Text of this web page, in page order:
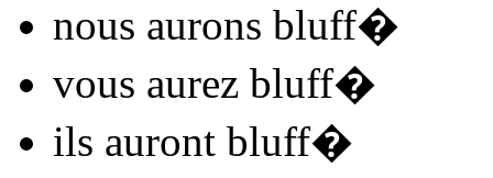
nous aurons bluff�
vous aurez bluff�
ils auront bluff�